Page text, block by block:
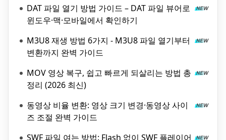
DAT 파일 열기 방법 가이드 – DAT 파일 뷰어로
윈도우·맥·모바일에서 확인하기
M3U8 재생 방법 6가지 - M3U8 파일 열기부터
변환까지 완벽 가이드
MOV 영상 복구, 쉽고 빠르게 되살리는 방법 총
정리 (2026 최신)
동영상 비율 변환: 영상 크기 변경·동영상 사이
즈 조절 완벽 가이드
SWF 파일 여는 방법: Flash 없이 SWF 플레이어